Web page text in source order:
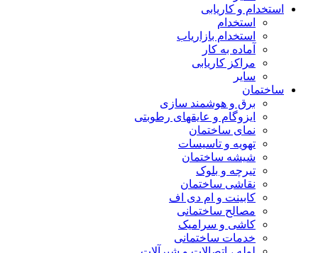
استخدام و کاریابی
استخدام
استخدام بازاریاب
آماده به کار
مراکز کاریابی
سایر
ساختمان
برق و هوشمند سازی
ایزوگام و عایقهای رطوبتی
نمای ساختمان
تهویه و تاسیسات
شیشه ساختمان
تیرچه و بلوک
نقاشی ساختمان
کابینت و ام دی اف
مصالح ساختمانی
کاشی و سرامیک
خدمات ساختمانی